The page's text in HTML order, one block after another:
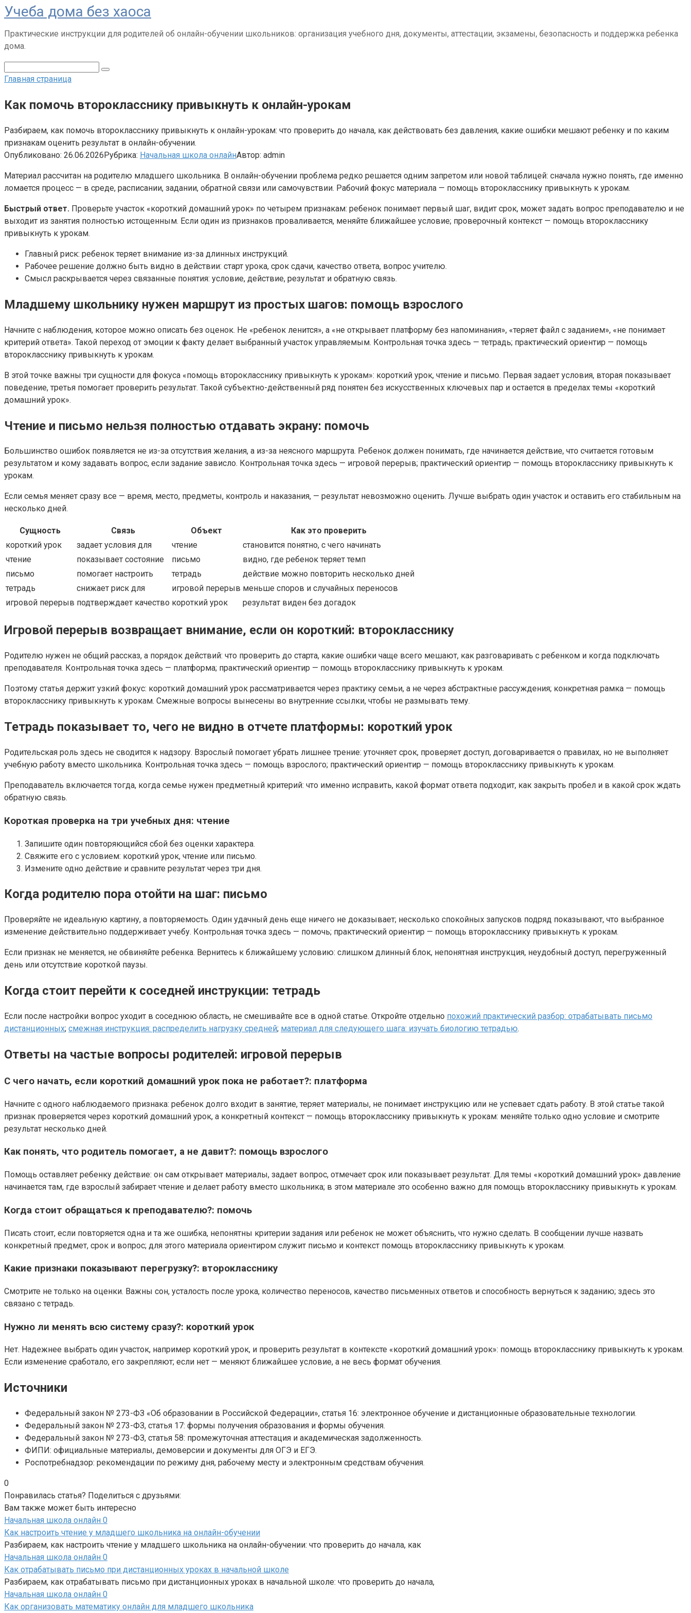
Перейти
к
контенту
Учеба дома без хаоса
Практические инструкции для родителей об онлайн-обучении школьников: организация учебного дня, документы, аттестации, экзамены, безопасность и поддержка ребенка
дома.
Главная страница
Как помочь второкласснику привыкнуть к онлайн-урокам
Разбираем, как помочь второкласснику привыкнуть к онлайн-урокам: что проверить до начала, как действовать без давления, какие ошибки мешают ребенку и по каким
признакам оценить результат в онлайн-обучении.
Опубликовано: 26.06.2026Рубрика: Начальная школа онлайнАвтор: admin
Материал рассчитан на родителю младшего школьника. В онлайн-обучении проблема редко решается одним запретом или новой таблицей: сначала нужно понять, где именно
ломается процесс — в среде, расписании, задании, обратной связи или самочувствии. Рабочий фокус материала — помощь второкласснику привыкнуть к урокам.
Быстрый ответ. Проверьте участок «короткий домашний урок» по четырем признакам: ребенок понимает первый шаг, видит срок, может задать вопрос преподавателю и не
выходит из занятия полностью истощенным. Если один из признаков проваливается, меняйте ближайшее условие; проверочный контекст — помощь второкласснику
привыкнуть к урокам.
Главный риск: ребенок теряет внимание из-за длинных инструкций.
Рабочее решение должно быть видно в действии: старт урока, срок сдачи, качество ответа, вопрос учителю.
Смысл раскрывается через связанные понятия: условие, действие, результат и обратную связь.
Младшему школьнику нужен маршрут из простых шагов: помощь взрослого
Начните с наблюдения, которое можно описать без оценок. Не «ребенок ленится», а «не открывает платформу без напоминания», «теряет файл с заданием», «не понимает
критерий ответа». Такой переход от эмоции к факту делает выбранный участок управляемым. Контрольная точка здесь — тетрадь; практический ориентир — помощь
второкласснику привыкнуть к урокам.
В этой точке важны три сущности для фокуса «помощь второкласснику привыкнуть к урокам»: короткий урок, чтение и письмо. Первая задает условия, вторая показывает
поведение, третья помогает проверить результат. Такой субъектно-действенный ряд понятен без искусственных ключевых пар и остается в пределах темы «короткий
домашний урок».
Чтение и письмо нельзя полностью отдавать экрану: помочь
Большинство ошибок появляется не из-за отсутствия желания, а из-за неясного маршрута. Ребенок должен понимать, где начинается действие, что считается готовым
результатом и кому задавать вопрос, если задание зависло. Контрольная точка здесь — игровой перерыв; практический ориентир — помощь второкласснику привыкнуть к
урокам.
Если семья меняет сразу все — время, место, предметы, контроль и наказания, — результат невозможно оценить. Лучше выбрать один участок и оставить его стабильным на
несколько дней.
Сущность Связь Объект
Как это проверить
короткий урок
задает условия для чтение
становится понятно, с чего начинать
чтение
показывает состояние письмо
видно, где ребенок теряет темп
письмо
помогает настроить тетрадь
действие можно повторить несколько дней
тетрадь
снижает риск для игровой перерыв меньше споров и случайных переносов
игровой перерыв подтверждает качество короткий урок результат виден без догадок
Игровой перерыв возвращает внимание, если он короткий: второкласснику
Родителю нужен не общий рассказ, а порядок действий: что проверить до старта, какие ошибки чаще всего мешают, как разговаривать с ребенком и когда подключать
преподавателя. Контрольная точка здесь — платформа; практический ориентир — помощь второкласснику привыкнуть к урокам.
Поэтому статья держит узкий фокус: короткий домашний урок рассматривается через практику семьи, а не через абстрактные рассуждения; конкретная рамка — помощь
второкласснику привыкнуть к урокам. Смежные вопросы вынесены во внутренние ссылки, чтобы не размывать тему.
Тетрадь показывает то, чего не видно в отчете платформы: короткий урок
Родительская роль здесь не сводится к надзору. Взрослый помогает убрать лишнее трение: уточняет срок, проверяет доступ, договаривается о правилах, но не выполняет
учебную работу вместо школьника. Контрольная точка здесь — помощь взрослого; практический ориентир — помощь второкласснику привыкнуть к урокам.
Преподаватель включается тогда, когда семье нужен предметный критерий: что именно исправить, какой формат ответа подходит, как закрыть пробел и в какой срок ждать
обратную связь.
Короткая проверка на три учебных дня: чтение
Запишите один повторяющийся сбой без оценки характера.
Свяжите его с условием: короткий урок, чтение или письмо.
Измените одно действие и сравните результат через три дня.
Когда родителю пора отойти на шаг: письмо
Проверяйте не идеальную картину, а повторяемость. Один удачный день еще ничего не доказывает; несколько спокойных запусков подряд показывают, что выбранное
изменение действительно поддерживает учебу. Контрольная точка здесь — помочь; практический ориентир — помощь второкласснику привыкнуть к урокам.
Если признак не меняется, не обвиняйте ребенка. Вернитесь к ближайшему условию: слишком длинный блок, непонятная инструкция, неудобный доступ, перегруженный
день или отсутствие короткой паузы.
Когда стоит перейти к соседней инструкции: тетрадь
Если после настройки вопрос уходит в соседнюю область, не смешивайте все в одной статье. Откройте отдельно похожий практический разбор: отрабатывать письмо
дистанционных; смежная инструкция: распределить нагрузку средней; материал для следующего шага: изучать биологию тетрадью.
Ответы на частые вопросы родителей: игровой перерыв
С чего начать, если короткий домашний урок пока не работает?: платформа
Начните с одного наблюдаемого признака: ребенок долго входит в занятие, теряет материалы, не понимает инструкцию или не успевает сдать работу. В этой статье такой
признак проверяется через короткий домашний урок, а конкретный контекст — помощь второкласснику привыкнуть к урокам: меняйте только одно условие и смотрите
результат несколько дней.
Как понять, что родитель помогает, а не давит?: помощь взрослого
Помощь оставляет ребенку действие: он сам открывает материалы, задает вопрос, отмечает срок или показывает результат. Для темы «короткий домашний урок» давление
начинается там, где взрослый забирает чтение и делает работу вместо школьника; в этом материале это особенно важно для помощь второкласснику привыкнуть к урокам.
Когда стоит обращаться к преподавателю?: помочь
Писать стоит, если повторяется одна и та же ошибка, непонятны критерии задания или ребенок не может объяснить, что нужно сделать. В сообщении лучше назвать
конкретный предмет, срок и вопрос; для этого материала ориентиром служит письмо и контекст помощь второкласснику привыкнуть к урокам.
Какие признаки показывают перегрузку?: второкласснику
Смотрите не только на оценки. Важны сон, усталость после урока, количество переносов, качество письменных ответов и способность вернуться к заданию; здесь это
связано с тетрадь.
Нужно ли менять всю систему сразу?: короткий урок
Нет. Надежнее выбрать один участок, например короткий урок, и проверить результат в контексте «короткий домашний урок»: помощь второкласснику привыкнуть к урокам.
Если изменение сработало, его закрепляют; если нет — меняют ближайшее условие, а не весь формат обучения.
Источники
Федеральный закон № 273-ФЗ «Об образовании в Российской Федерации», статья 16: электронное обучение и дистанционные образовательные технологии.
Федеральный закон № 273-ФЗ, статья 17: формы получения образования и формы обучения.
Федеральный закон № 273-ФЗ, статья 58: промежуточная аттестация и академическая задолженность.
ФИПИ: официальные материалы, демоверсии и документы для ОГЭ и ЕГЭ.
Роспотребнадзор: рекомендации по режиму дня, рабочему месту и электронным средствам обучения.
0
Понравилась статья? Поделиться с друзьями:
Вам также может быть интересно
Начальная школа онлайн 0
Как настроить чтение у младшего школьника на онлайн-обучении
Разбираем, как настроить чтение у младшего школьника на онлайн-обучении: что проверить до начала, как
Начальная школа онлайн 0
Как отрабатывать письмо при дистанционных уроках в начальной школе
Разбираем, как отрабатывать письмо при дистанционных уроках в начальной школе: что проверить до начала,
Начальная школа онлайн 0
Как организовать математику онлайн для младшего школьника